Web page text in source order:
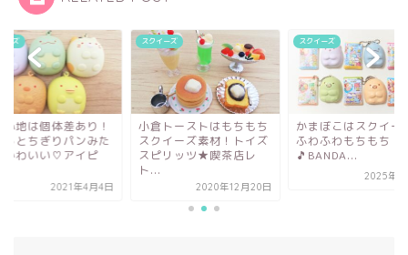
ーズ
心地は個体差あり！
るとちぎりパンみた
かわいい♡アイピ
2021年4月4日
スクイーズ
小倉トーストはもちもち
スクイーズ素材！トイズ
スピリッツ★喫茶店レ
ト...
2020年12月20日
スクイーズ
かまぼこはスクイー
ふわふわもちもち
🎵BANDA...
2025年2